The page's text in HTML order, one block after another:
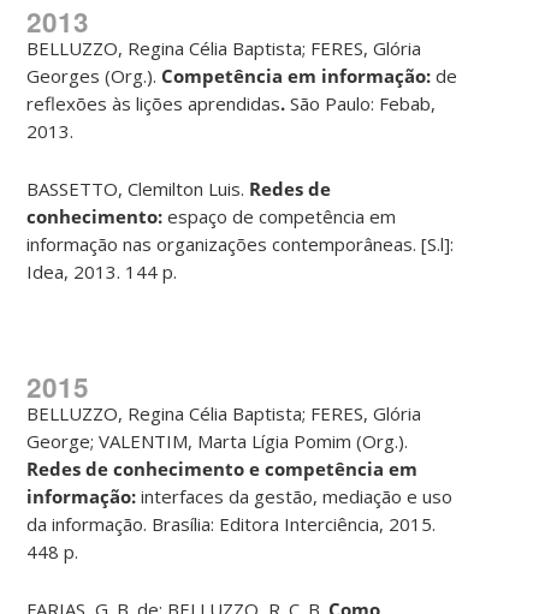
2013
BELLUZZO, Regina Célia Baptista; FERES, Glória
Georges (Org.). Competência em informação:de
reflexões às lições aprendidas.São Paulo: Febab,
2013.
BASSETTO, Clemilton Luis. Redes de
conhecimento:espaço de competência em
informação nas organizações contemporâneas. [S.l]:
Idea, 2013. 144 p.
2015
BELLUZZO, Regina Célia Baptista; FERES, Glória
George; VALENTIM, Marta Lígia Pomim (Org.).
Redes de conhecimento e competência em
informação:interfaces da gestão, mediação e uso
da informação. Brasília: Editora Interciência, 2015.
448 p.
FARIAS, G. B. de; BELLUZZO, R. C. B. Como